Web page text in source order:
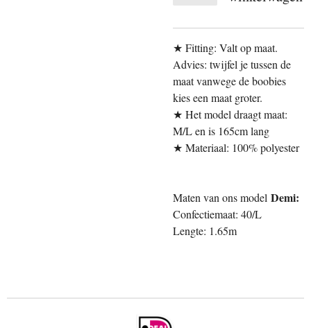
★ Fitting: Valt op maat.
Advies: twijfel je tussen de
maat vanwege de boobies
kies een maat groter.
★ Het model draagt maat:
M/L en is 165cm lang
★ Materiaal: 100% polyester
Maten van ons model Demi:
Confectiemaat: 40/L
Lengte: 1.65m